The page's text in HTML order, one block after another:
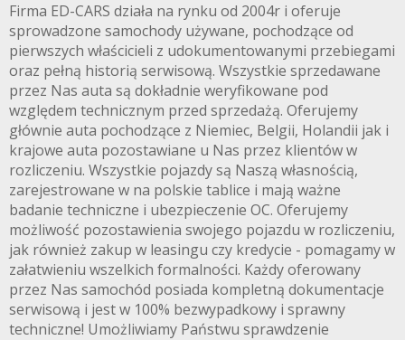
Firma ED-CARS działa na rynku od 2004r i oferuje
sprowadzone samochody używane, pochodzące od
pierwszych właścicieli z udokumentowanymi przebiegami
oraz pełną historią serwisową. Wszystkie sprzedawane
przez Nas auta są dokładnie weryfikowane pod
względem technicznym przed sprzedażą. Oferujemy
głównie auta pochodzące z Niemiec, Belgii, Holandii jak i
krajowe auta pozostawiane u Nas przez klientów w
rozliczeniu. Wszystkie pojazdy są Naszą własnością,
zarejestrowane w na polskie tablice i mają ważne
badanie techniczne i ubezpieczenie OC. Oferujemy
możliwość pozostawienia swojego pojazdu w rozliczeniu,
jak również zakup w leasingu czy kredycie - pomagamy w
załatwieniu wszelkich formalności. Każdy oferowany
przez Nas samochód posiada kompletną dokumentacje
serwisową i jest w 100% bezwypadkowy i sprawny
techniczne! Umożliwiamy Państwu sprawdzenie